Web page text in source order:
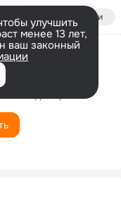
Войти
улучшить
менее 13 лет,
ваш законный